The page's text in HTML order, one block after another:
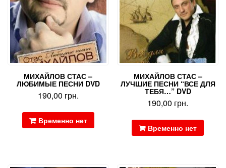
МИХАЙЛОВ СТАС –
ЛЮБИМЫЕ ПЕСНИ DVD
190,00 грн.
Временно нет
МИХАЙЛОВ СТАС –
ЛУЧШИЕ ПЕСНИ “ВСЕ ДЛЯ
ТЕБЯ…” DVD
190,00 грн.
Временно нет